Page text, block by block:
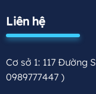
Liên hệ
Cơ sở 1: 117 Đường
0989777447 )